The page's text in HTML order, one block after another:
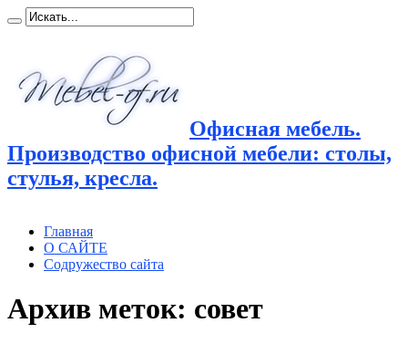
Офисная мебель.
Производство офисной мебели: столы,
стулья, кресла.
Главная
О САЙТЕ
Содружество сайта
Архив меток: совет